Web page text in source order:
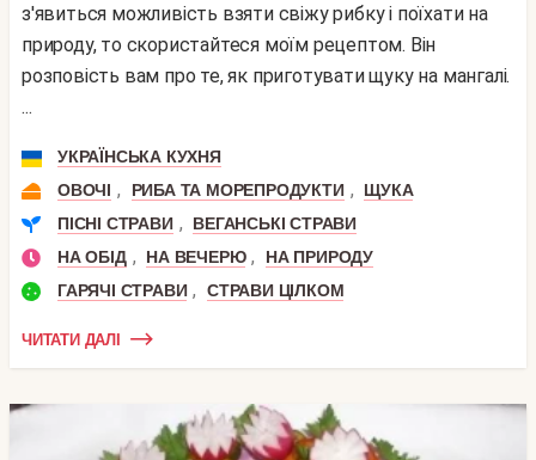
з'явиться можливість взяти свіжу рибку і поїхати на
природу, то скористайтеся моїм рецептом. Він
розповість вам про те, як приготувати щуку на мангалі.
...
УКРАЇНСЬКА КУХНЯ
ОВОЧІ , РИБА ТА МОРЕПРОДУКТИ ,
ЩУКА
ПІСНІ СТРАВИ ,
ВЕГАНСЬКІ СТРАВИ
НА ОБІД , НА ВЕЧЕРЮ ,
НА ПРИРОДУ
ГАРЯЧІ СТРАВИ , СТРАВИ ЦІЛКОМ
ЧИТАТИ ДАЛІ